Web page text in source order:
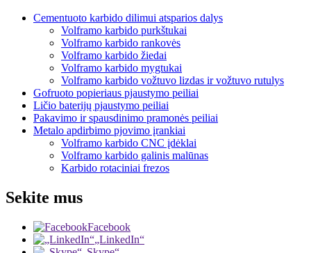
Cementuoto karbido dilimui atsparios dalys
Volframo karbido purkštukai
Volframo karbido rankovės
Volframo karbido žiedai
Volframo karbido mygtukai
Volframo karbido vožtuvo lizdas ir vožtuvo rutulys
Gofruoto popieriaus pjaustymo peiliai
Ličio baterijų pjaustymo peiliai
Pakavimo ir spausdinimo pramonės peiliai
Metalo apdirbimo pjovimo įrankiai
Volframo karbido CNC įdėklai
Volframo karbido galinis malūnas
Karbido rotaciniai frezos
Sekite mus
Facebook
„LinkedIn“